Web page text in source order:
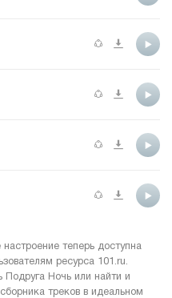
теперь доступна
ресурса 101.ru.
Подруга Ночь или найти и
треков в идеальном